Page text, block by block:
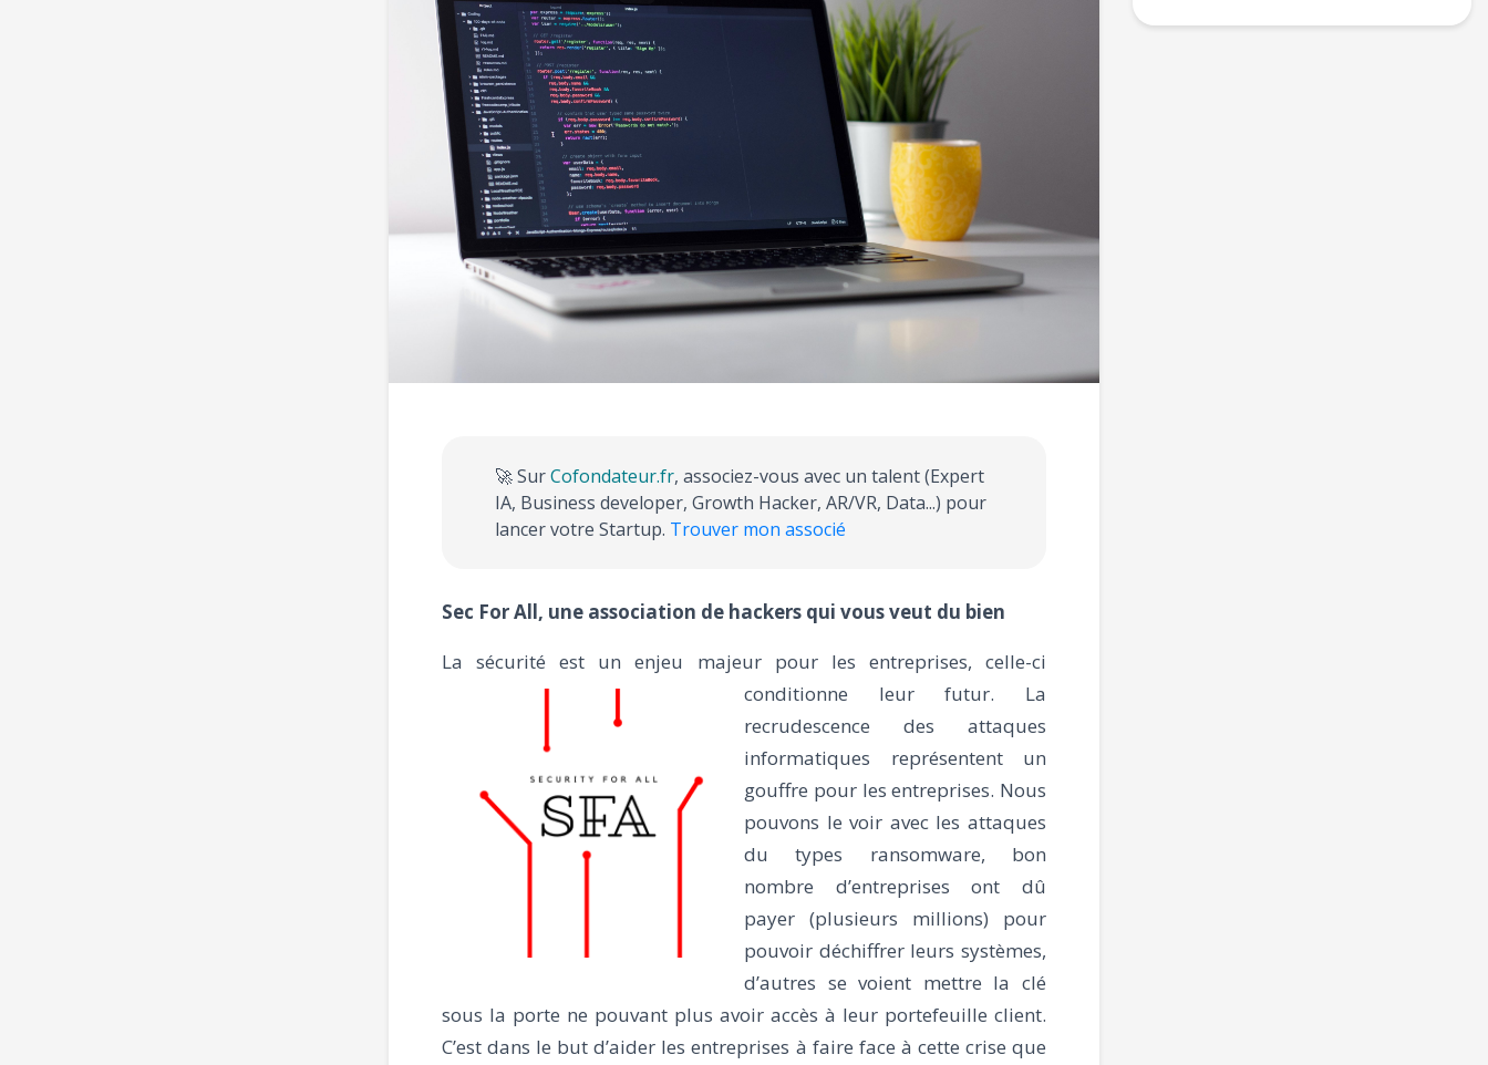
🚀 SurCofondateur.fr, associez-vous avec un talent (Expert
IA, Business developer, Growth Hacker, AR/VR, Data...) pour
lancer votre Startup. Trouver mon associé
Sec For All, une association de hackers qui vous veut du bien
La sécurité est un enjeu majeur pour les entreprises, celle-ci
conditionne leur futur. La
recrudescence des attaques
informatiques représentent un
gouffre pour les entreprises. Nous
pouvons le voir avec les attaques
du types ransomware, bon
nombre d’entreprises ont dû
payer (plusieurs millions) pour
pouvoir déchiffrer leurs systèmes,
d’autres se voient mettre la clé
sous la porte ne pouvant plus avoir accès à leur portefeuille client.
C’est dans le but d’aider les entreprises à faire face à cette crise que